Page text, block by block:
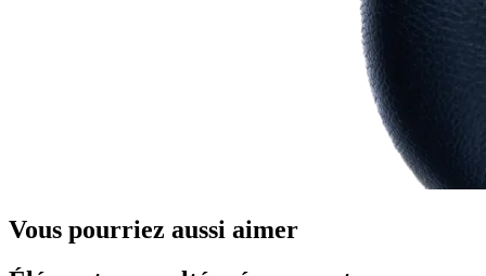
Vous pourriez aussi aimer